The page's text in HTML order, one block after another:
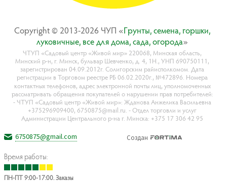
Copyright © 2013-2026 ЧУП «Гpyнты, ceмeнa, гopшки,
лyкoвичныe, вce для дoмa, caдa, oгopoдa»
ЧТУП «Садовый центр «Живой мир» 220068, Минская область,
Минский р-н, г. Минск, бульвар Шевченко, д. 4, 1Н., УНП 690750111,
зарегистрирован 04.09.2012г. Солигорским райисполкомом. Дата
регистрации в Торговом реестре РБ 06.02.2020г., №472896. Номера
контактных телефонов, адрес электронной почты лиц, уполномоченных
рассматривать обращения покупателей о нарушении прав потребителей:
- ЧТУП «Садовый центр «Живой мир»: Жданова Анжелика Васильевна
+375296909400, 6750875@mail.ru. - Отдел торговли и услуг
Администрации Центрального р-на г. Минска: +375 17 306 42 95
6750875@gmail.com
Время работы:
ПН-ПТ 9:00-17:00. Заказы
Создан